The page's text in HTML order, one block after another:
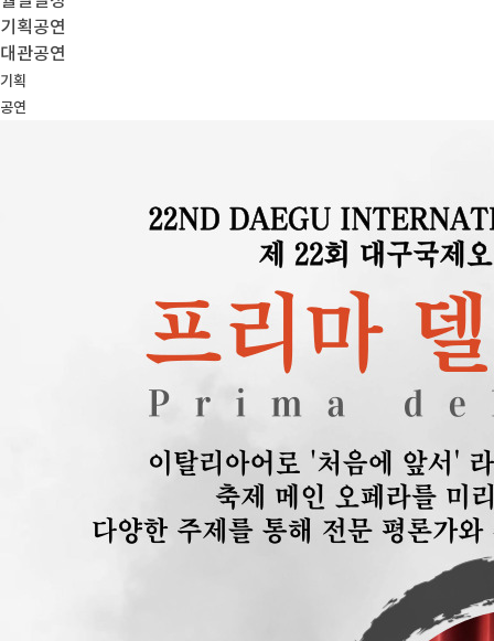
기획공연
대관공연
기획
공연